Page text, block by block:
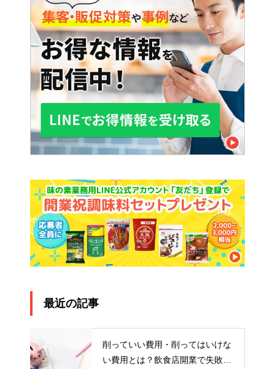
最近の記事
削っていい費用・削ってはいけな
い費用とは？飲食店開業で失敗し